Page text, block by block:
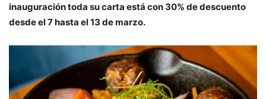
inauguración toda su carta está con 30% de descuento
desde el 7 hasta el 13 de marzo.